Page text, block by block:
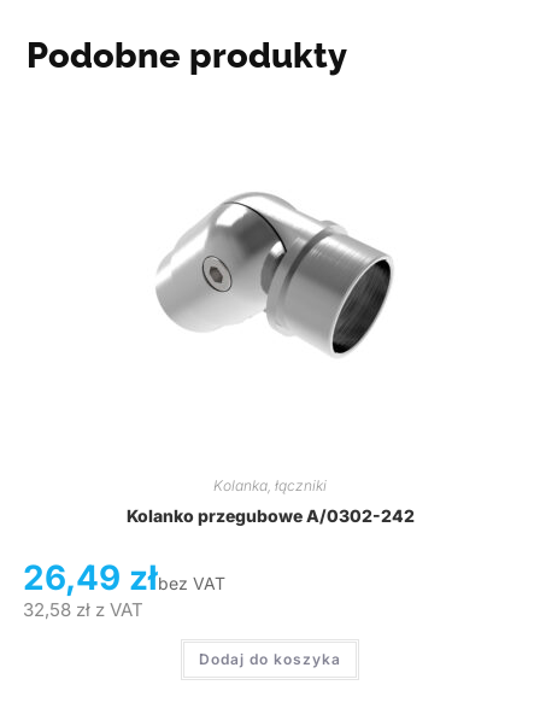
Podobne produkty
Kolanka, łączniki
Kolanko przegubowe A/0302-242
26,49 złbez VAT
32,58 złz VAT
Dodaj do koszyka